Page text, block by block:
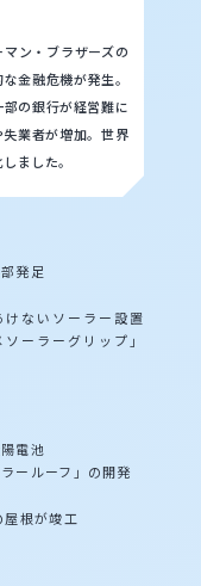
ン・ブラザーズの
金融危機が発生。
の銀行が経営難に
業者が増加。世界
ました。
発足
けないソーラー設置
ソーラーグリップ」
電池
ラールーフ」の開発
屋根が竣工